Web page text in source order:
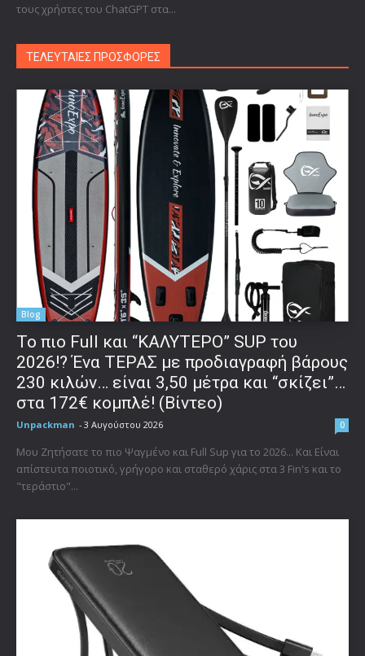
τους χρήστες του ChatGPT στα...
ΤΕΛΕΥΤΑΙΕΣ ΠΡΟΣΦΟΡΕΣ
Blog
To πιο Full και “ΚΑΛΥΤΕΡΟ” SUP του
2026!? Ένα ΤΕΡΑΣ με προδιαγραφή βάρους
230 κιλών… είναι 3,50 μέτρα και “σκίζει”…
στα 172€ κομπλέ! (Βίντεο)
Unpackman - 3 Αυγούστου 2026 0
Μου Ζητήσατε το πιο Ψαγμένο και Full Sup για το 2026... Και Είναι
απίστευτα ποιοτικό, γρήγορο και σταθερό χάρις στα 3 Fin's και το
"τεράστιο"...